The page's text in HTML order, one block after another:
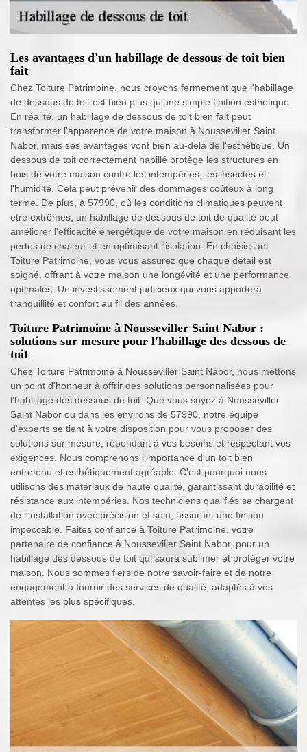
Les avantages d'un habillage de dessous de toit bien
fait
Chez Toiture Patrimoine, nous croyons fermement que l'habillage
de dessous de toit est bien plus qu'une simple finition esthétique.
En réalité, un habillage de dessous de toit bien fait peut
transformer l'apparence de votre maison à Nousseviller Saint
Nabor, mais ses avantages vont bien au-delà de l'esthétique. Un
dessous de toit correctement habillé protège les structures en
bois de votre maison contre les intempéries, les insectes et
l'humidité. Cela peut prévenir des dommages coûteux à long
terme. De plus, à 57990, où les conditions climatiques peuvent
être extrêmes, un habillage de dessous de toit de qualité peut
améliorer l'efficacité énergétique de votre maison en réduisant les
pertes de chaleur et en optimisant l'isolation. En choisissant
Toiture Patrimoine, vous vous assurez que chaque détail est
soigné, offrant à votre maison une longévité et une performance
optimales. Un investissement judicieux qui vous apportera
tranquillité et confort au fil des années.
Toiture Patrimoine à Nousseviller Saint Nabor :
solutions sur mesure pour l'habillage des dessous de
toit
Chez Toiture Patrimoine à Nousseviller Saint Nabor, nous mettons
un point d'honneur à offrir des solutions personnalisées pour
l'habillage des dessous de toit. Que vous soyez à Nousseviller
Saint Nabor ou dans les environs de 57990, notre équipe
d'experts se tient à votre disposition pour vous proposer des
solutions sur mesure, répondant à vos besoins et respectant vos
exigences. Nous comprenons l'importance d'un toit bien
entretenu et esthétiquement agréable. C'est pourquoi nous
utilisons des matériaux de haute qualité, garantissant durabilité et
résistance aux intempéries. Nos techniciens qualifiés se chargent
de l'installation avec précision et soin, assurant une finition
impeccable. Faites confiance à Toiture Patrimoine, votre
partenaire de confiance à Nousseviller Saint Nabor, pour un
habillage des dessous de toit qui saura sublimer et protéger votre
maison. Nous sommes fiers de notre savoir-faire et de notre
engagement à fournir des services de qualité, adaptés à vos
attentes les plus spécifiques.